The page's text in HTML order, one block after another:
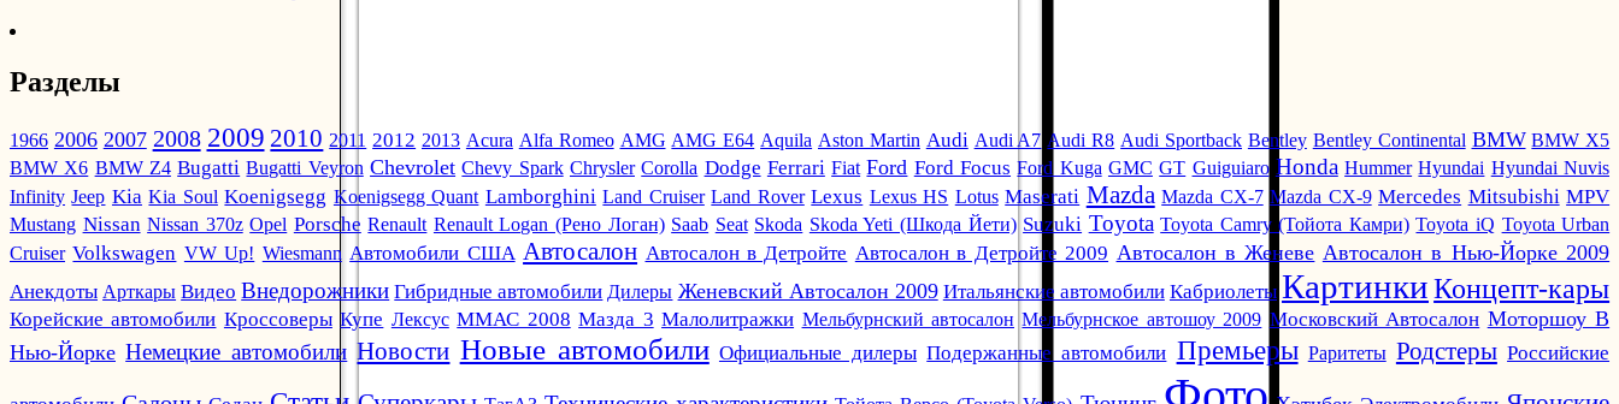
Разделы
1966 2006 2007 2008 2009 2010 2011 2012 2013 Acura Alfa Romeo AMG AMG E64 Aquila Aston Martin Audi Audi A7 Audi R8 Audi Sportback Bentley Bentley Continental BMW BMW X5
BMW X6 BMW Z4 Bugatti Bugatti Veyron Chevrolet Chevy Spark Chrysler Corolla Dodge Ferrari Fiat Ford Ford Focus Ford Kuga GMC GT Guiguiaro Honda Hummer Hyundai Hyundai Nuvis
Infinity Jeep Kia Kia Soul Koenigsegg Koenigsegg Quant Lamborghini Land Cruiser Land Rover Lexus Lexus HS Lotus Maserati Mazda Mazda CX-7 Mazda CX-9 Mercedes Mitsubishi MPV
Mustang Nissan Nissan 370z Opel Porsche Renault Renault Logan (Рено Логан) Saab Seat Skoda Skoda Yeti (Шкода Йети) Suzuki Toyota Toyota Camry (Тойота Камри) Toyota iQ Toyota Urban
Cruiser Volkswagen VW Up! Wiesmann Автомобили США Автосалон Автосалон в Детройте Автосалон в Детройте 2009 Автосалон в Женеве Автосалон в Нью-Йорке 2009
Анекдоты Арткары Видео Внедорожники Гибридные автомобили Дилеры Женевский Автосалон 2009 Итальянские автомобили Кабриолеты КартинкиКонцепт-кары
Корейские автомобили Кроссоверы Купе Лексус ММАС 2008 Мазда 3 Малолитражки Мельбурнский автосалон Мельбурнское автошоу 2009 Московский Автосалон Моторшоу В
Нью-Йорке Немецкие автомобили Новости Новые автомобили Официальные дилеры Подержанные автомобили Премьеры Раритеты Родстеры Российские